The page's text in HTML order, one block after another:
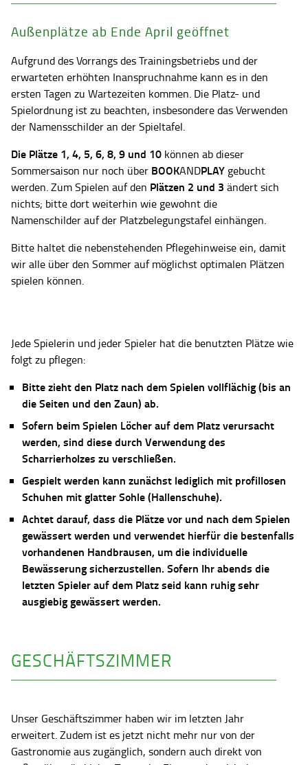
Außenplätze ab Ende April geöffnet
Aufgrund des Vorrangs des Trainingsbetriebs und der
erwarteten erhöhten Inanspruchnahme kann es in den
ersten Tagen zu Wartezeiten kommen. Die Platz- und
Spielordnung ist zu beachten, insbesondere das Verwenden
der Namensschilder an der Spieltafel.
Die Plätze 1, 4, 5, 6, 8, 9 und 10 können ab dieser
Sommersaison nur noch über BOOKANDPLAY gebucht
werden. Zum Spielen auf den Plätzen 2 und 3 ändert sich
nichts; bitte dort weiterhin wie gewohnt die
Namenschilder auf der Platzbelegungstafel einhängen.
Bitte haltet die nebenstehenden Pflegehinweise ein, damit
wir alle über den Sommer auf möglichst optimalen Plätzen
spielen können.
Jede Spielerin und jeder Spieler hat die benutzten Plätze wie
folgt zu pflegen:
Bitte zieht den Platz nach dem Spielen vollflächig (bis an
die Seiten und den Zaun) ab.
Sofern beim Spielen Löcher auf dem Platz verursacht
werden, sind diese durch Verwendung des
Scharrierholzes zu verschließen.
Gespielt werden kann zunächst lediglich mit profillosen
Schuhen mit glatter Sohle (Hallenschuhe).
Achtet darauf, dass die Plätze vor und nach dem Spielen
gewässert werden und verwendet hierfür die bestenfalls
vorhandenen Handbrausen, um die individuelle
Bewässerung sicherzustellen. Sofern Ihr abends die
letzten Spieler auf dem Platz seid kann ruhig sehr
ausgiebig gewässert werden.
GESCHÄFTSZIMMER
Unser Geschäftszimmer haben wir im letzten Jahr
erweitert. Zudem ist es jetzt nicht mehr nur von der
Gastronomie aus zugänglich, sondern auch direkt von